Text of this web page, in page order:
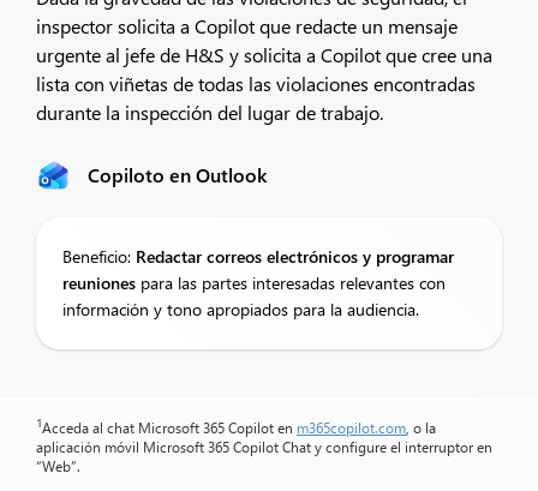
inspector solicita a Copilot que redacte un mensaje
urgente al jefe de H&S y solicita a Copilot que cree una
lista con viñetas de todas las violaciones encontradas
durante la inspección del lugar de trabajo.
Copiloto en Outlook
Beneficio: Redactar correos electrónicos y programar
reuniones para las partes interesadas relevantes con
información y tono apropiados para la audiencia.
1Acceda al chat Microsoft 365 Copilot en m365copilot.com , o la
aplicación móvil Microsoft 365 Copilot Chat y configure el interruptor en
“Web”.